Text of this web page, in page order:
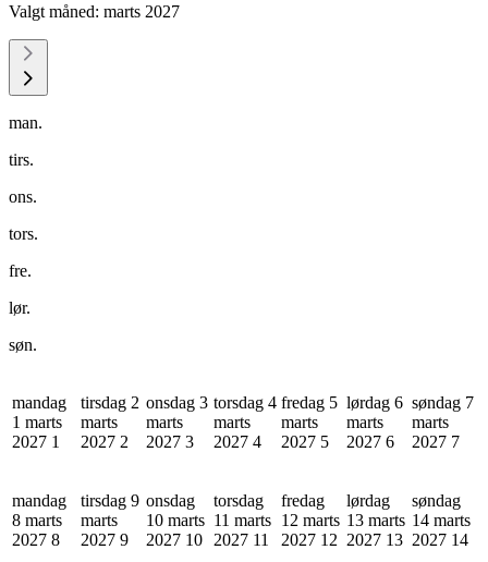
Valgt måned: marts 2027
man.
tirs.
ons.
tors.
fre.
lør.
søn.
mandag
1 marts
2027 1
tirsdag 2
marts
2027 2
onsdag 3
marts
2027 3
torsdag 4
marts
2027 4
fredag 5
marts
2027 5
lørdag 6
marts
2027 6
søndag 7
marts
2027 7
mandag
8 marts
2027 8
tirsdag 9
marts
2027 9
onsdag
10 marts
2027 10
torsdag
11 marts
2027 11
fredag
12 marts
2027 12
lørdag
13 marts
2027 13
søndag
14 marts
2027 14